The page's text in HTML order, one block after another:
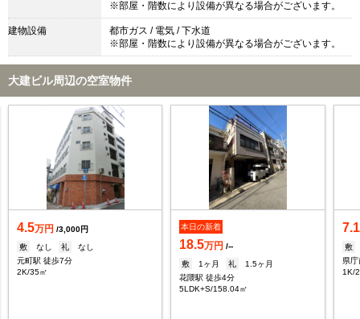
※部屋・階数により設備が異なる場合がございます。
建物設備
都市ガス / 電気 / 下水道
※部屋・階数により設備が異なる場合がございます。
大建ビル周辺の空室物件
4.5万円 /3,000円
敷
なし 礼
なし
元町駅 徒歩7分
2K/35㎡
本日の新着
18.5万円 /--
敷
1ヶ月 礼
1.5ヶ月
花隈駅 徒歩4分
5LDK+S/158.04㎡
敷
県
1K/